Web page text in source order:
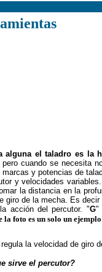
alguna el taladro es la
cuando se necesita
marcas y potencias de
y velocidades
la distancia en la
giro de la mecha. Es
acción del percutor. "G"
la foto es un solo un ejemplo
la velocidad de giro
sirve el percutor?